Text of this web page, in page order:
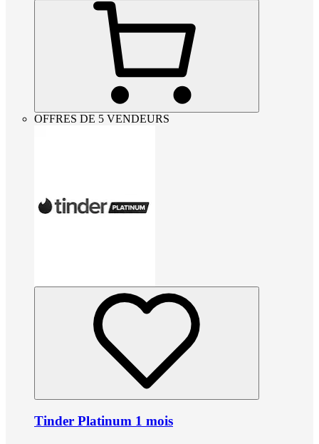
OFFRES DE 5 VENDEURS
Tinder Platinum 1 mois